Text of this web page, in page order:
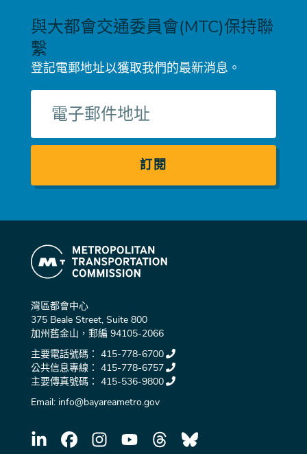
與大都會交通委員會(MTC)保持聯
繫
登記電郵地址以獲取我們的最新消息。
郵
件
灣區都會中心
375 Beale Street, Suite 800
加州舊金山，郵編 94105-2066
主要電話號碼： 415-778-6700
公共信息專線： 415-778-6757
主要傳真號碼： 415-536-9800
Email: info@bayareametro.gov